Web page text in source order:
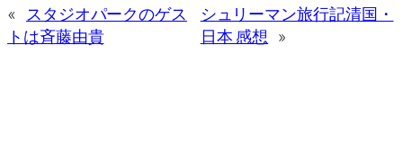
« スタジオパークのゲス
トは斉藤由貴
シュリーマン旅行記清国・
日本 感想 »